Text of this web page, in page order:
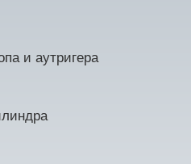
и аутригера